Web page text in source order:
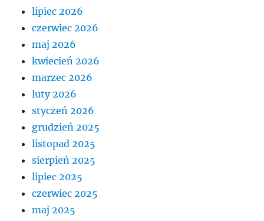
lipiec 2026
czerwiec 2026
maj 2026
kwiecień 2026
marzec 2026
luty 2026
styczeń 2026
grudzień 2025
listopad 2025
sierpień 2025
lipiec 2025
czerwiec 2025
maj 2025